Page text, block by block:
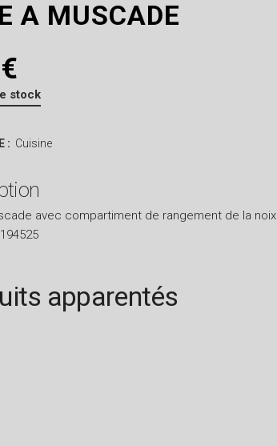
A MUSCADE
€
stock
: Cuisine
avec compartiment de rangement de la noix
apparentés